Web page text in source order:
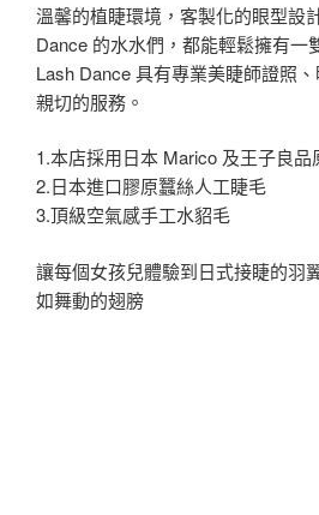
溫馨的植睫環境，客製化的眼型設
Dance 的水水們，都能輕鬆擁有一
Lash Dance 具有專業美睫師證照
親切的服務。
1.本店採用日本 Marico 及王子良品
2.日本進口膠原蠶絲人工睫毛
3.頂級空氣感手工水貂毛
讓每個女孩兒體驗到日式接睫的羽
如舞動的翅膀